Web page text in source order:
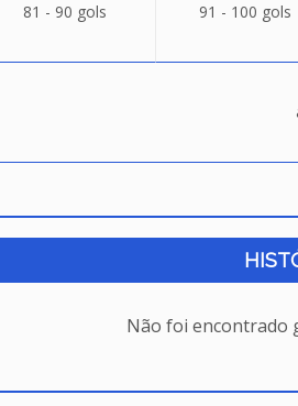
81 - 90 gols 91 - 100 gols
Não foi encontrado